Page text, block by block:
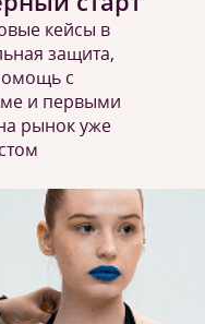
кейсы в
защита,
с
и первыми
рынок уже